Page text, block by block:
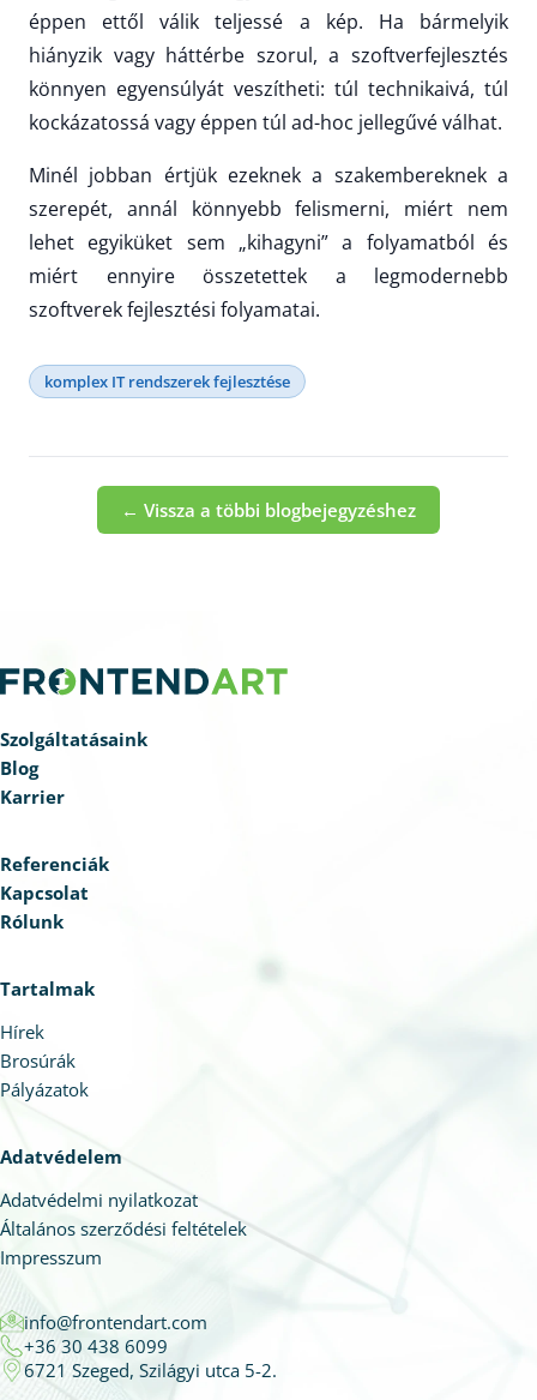
éppen ettől válik teljessé a kép. Ha bármelyik
hiányzik vagy háttérbe szorul, a szoftverfejlesztés
könnyen egyensúlyát veszítheti: túl technikaivá, túl
kockázatossá vagy éppen túl ad-hoc jellegűvé válhat.
Minél jobban értjük ezeknek a szakembereknek a
szerepét, annál könnyebb felismerni, miért nem
lehet egyiküket sem „kihagyni” a folyamatból és
miért ennyire összetettek a legmodernebb
szoftverek fejlesztési folyamatai.
komplex IT rendszerek fejlesztése
← Vissza a többi blogbejegyzéshez
Szolgáltatásaink
Blog
Karrier
Referenciák
Kapcsolat
Rólunk
Tartalmak
Hírek
Brosúrák
Pályázatok
Adatvédelem
Adatvédelmi nyilatkozat
Általános szerződési feltételek
Impresszum
info@frontendart.com
+36 30 438 6099
6721 Szeged, Szilágyi utca 5-2.